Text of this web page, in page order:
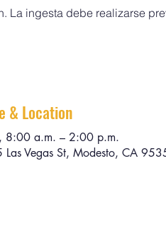
La ingesta debe realizarse
& Location
8:00 a.m. – 2:00 p.m.
Vegas St, Modesto, CA